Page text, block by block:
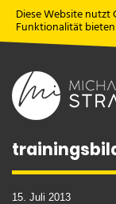
Diese Website nutzt
Funktionalität
15. Juli 2013